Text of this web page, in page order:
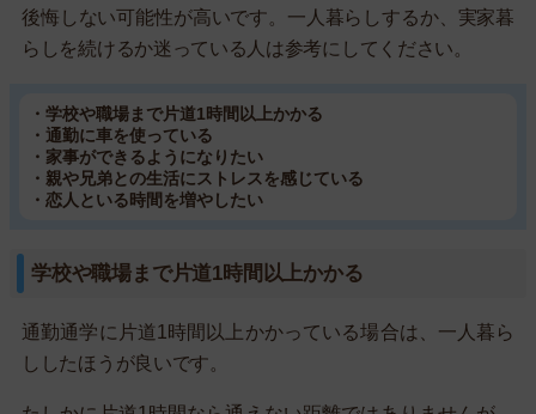
後悔しない可能性が高いです。一人暮らしするか、実家暮
らしを続けるか迷っている人は参考にしてください。
・学校や職場まで片道1時間以上かかる
・通勤に車を使っている
・家事ができるようになりたい
・親や兄弟との生活にストレスを感じている
・恋人といる時間を増やしたい
学校や職場まで片道1時間以上かかる
通勤通学に片道1時間以上かかっている場合は、一人暮ら
ししたほうが良いです。